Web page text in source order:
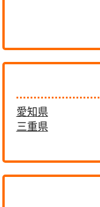
愛知県
三重県